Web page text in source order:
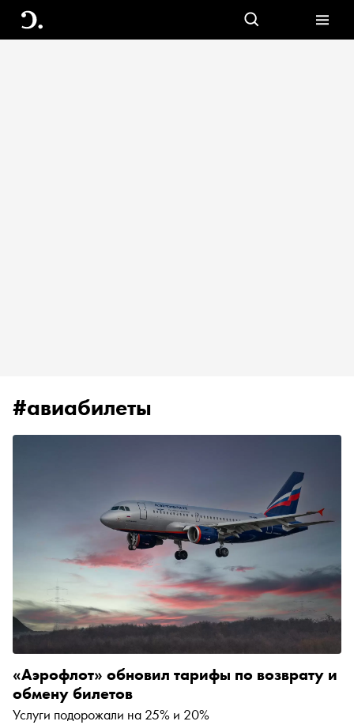
#авиабилеты
«Аэрофлот» обновил тарифы по возврату и
обмену билетов
Услуги подорожали на 25% и 20%